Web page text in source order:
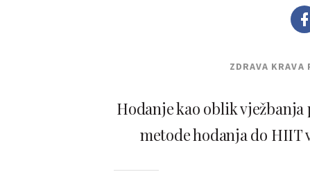
ZDRAVA KRAVA
Hodanje kao oblik
metode hodanja do HIIT